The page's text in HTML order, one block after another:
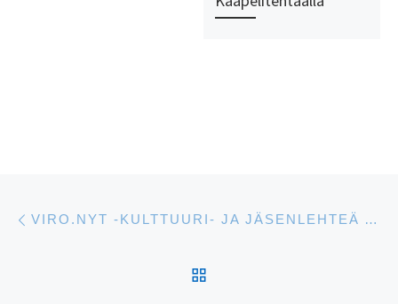
Artikkelien navigointi VIRO.NYT -KULTTUURI- JA JÄSENLEHTEÄ ALETAAN JULKAISTA!